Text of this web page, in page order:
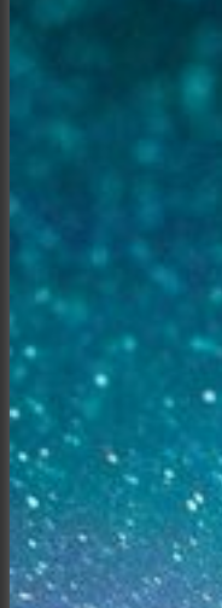
Послуги
Интерьер и
Фотосессии и
Репортажи и